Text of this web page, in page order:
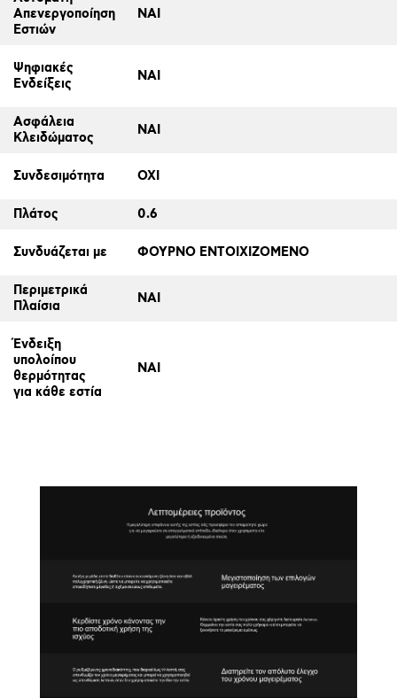
Απενεργοποίηση
Εστιών
ΝΑΙ
Ψηφιακές
Ενδείξεις
ΝΑΙ
Ασφάλεια
Κλειδώματος
ΝΑΙ
Συνδεσιμότητα ΟΧΙ
Πλάτος 0.6
Συνδυάζεται με ΦΟΥΡΝΟ ΕΝΤΟΙΧΙΖΟΜΕΝΟ
Περιμετρικά
Πλαίσια
ΝΑΙ
Ένδειξη
υπολοίπου
θερμότητας
για κάθε εστία
ΝΑΙ